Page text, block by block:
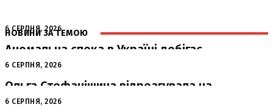
НОВИНИ ЗА ТЕМОЮ
6 СЕРПНЯ, 2026
Аномальна спека в Україні добігає
кінця: очікується похолодання
6 СЕРПНЯ, 2026
Ольга Стефанішина відреагувала на
підозри від НАБУ та САП
6 СЕРПНЯ, 2026